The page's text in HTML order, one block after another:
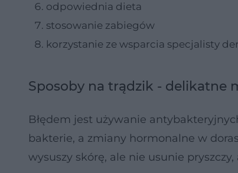
odpowiednia dieta
stosowanie zabiegów
korzystanie ze wsparcia specjalisty
Sposoby na trądzik - delikatne
Błędem jest używanie
bakterie, a zmiany hormonalne w
wysuszy skórę, ale nie usunie